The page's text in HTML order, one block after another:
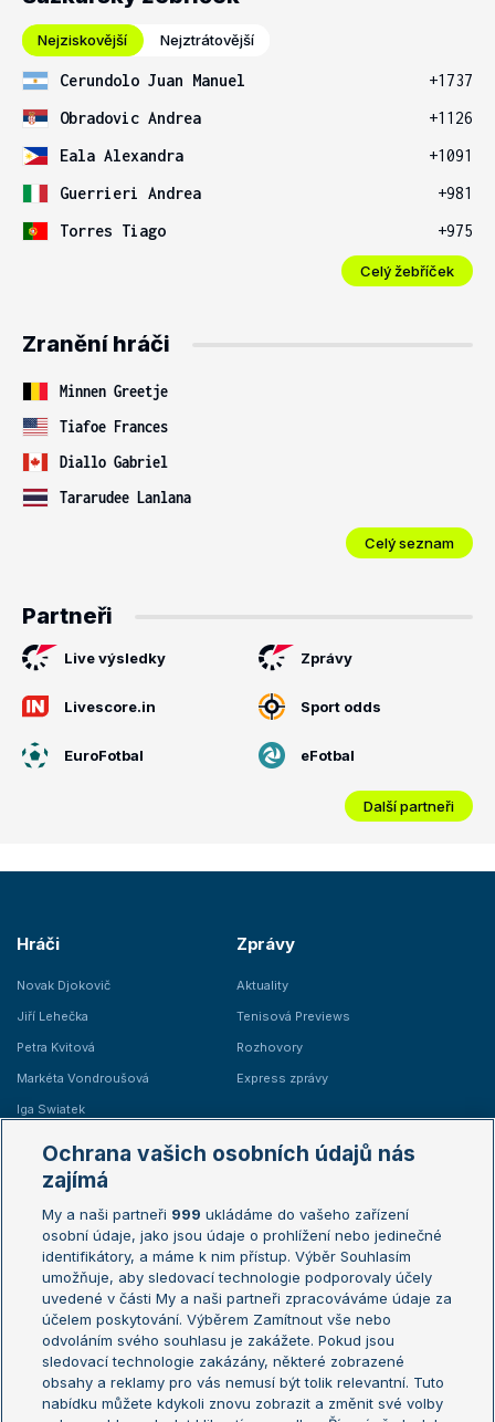
Nejziskovější Nejztrátovější
Cerundolo Juan Manuel
+1737
Obradovic Andrea
+1126
Eala Alexandra
+1091
Guerrieri Andrea
+981
Torres Tiago
+975
Celý žebříček
Zranění hráči
Minnen Greetje
Tiafoe Frances
Diallo Gabriel
Tararudee Lanlana
Celý seznam
Partneři
Live výsledky Zprávy
Livescore.in Sport odds
EuroFotbal eFotbal
Další partneři
Hráči
Novak Djokovič
Jiří Lehečka
Petra Kvitová
Markéta Vondroušová
Iga Swiatek
Zprávy
Aktuality
Tenisová Previews
Rozhovory
Express zprávy
Žebříčky
Žebříček ATP (muži)
Žebříček WTA (ženy)
Sázkařský žebříček
Australian Open
French Open
Wimbledon
US Open
Turnaj mistrů
Turnaj mistryň
Aktualní trendy
Ochrana vašich osobních údajů nás
zajímá
My a naši partneři 999 ukládáme do vašeho zařízení
osobní údaje, jako jsou údaje o prohlížení nebo jedinečné
identifikátory, a máme k nim přístup. Výběr Souhlasím
umožňuje, aby sledovací technologie podporovaly účely
uvedené v části My a naši partneři zpracováváme údaje za
účelem poskytování. Výběrem Zamítnout vše nebo
odvoláním svého souhlasu je zakážete. Pokud jsou
sledovací technologie zakázány, některé zobrazené
obsahy a reklamy pro vás nemusí být tolik relevantní. Tuto
nabídku můžete kdykoli znovu zobrazit a změnit své volby